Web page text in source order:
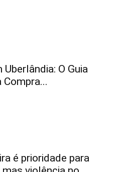
O Guia
Compra...
é prioridade para